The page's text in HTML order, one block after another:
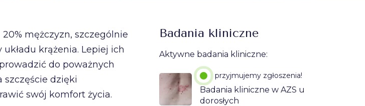
mężczyzn, szczególnie
krążenia. Lepiej ich
do poważnych
szczęście dzięki
swój komfort życia.
Badania kliniczne
Aktywne badania kliniczne:
przyjmujemy zgłoszenia!
Badania kliniczne w AZS u
dorosłych